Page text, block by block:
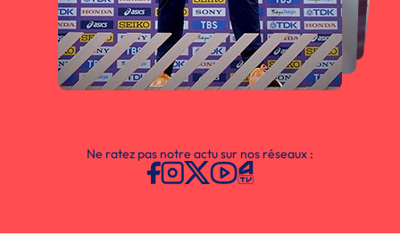
Ne ratez pas notre actu sur nos réseaux :